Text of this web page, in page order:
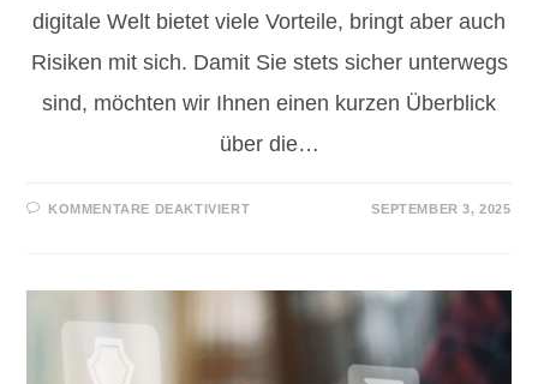
digitale Welt bietet viele Vorteile, bringt aber auch
Risiken mit sich. Damit Sie stets sicher unterwegs
sind, möchten wir Ihnen einen kurzen Überblick
über die…
KOMMENTARE DEAKTIVIERT SEPTEMBER 3, 2025